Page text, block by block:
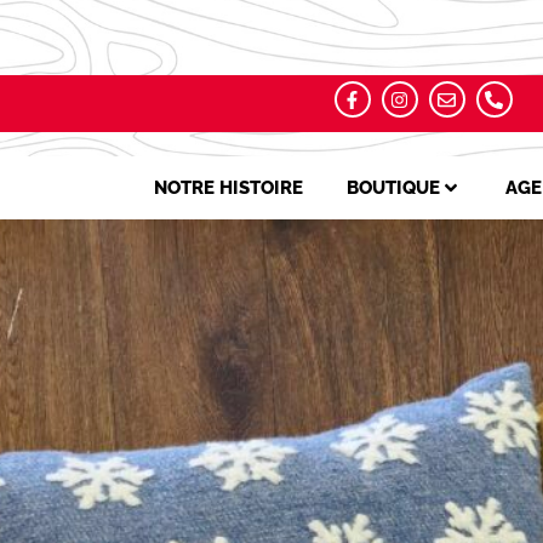
NOTRE HISTOIRE BOUTIQUE